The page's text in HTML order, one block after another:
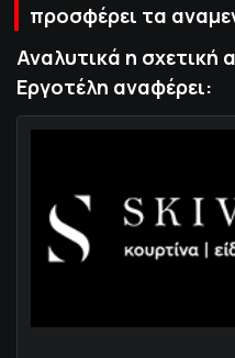
προσφέρει τα
Αναλυτικά η σχετική
Εργοτέλη αναφέρει: